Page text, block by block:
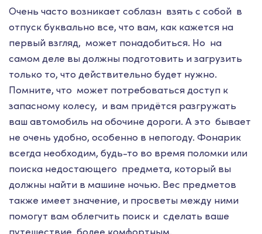
Очень часто возникает соблазн взять с собой в
отпуск буквально все, что вам, как кажется на
первый взгляд, может понадобиться. Но на
самом деле вы должны подготовить и загрузить
только то, что действительно будет нужно.
Помните, что может потребоваться доступ к
запасному колесу, и вам придётся разгружать
ваш автомобиль на обочине дороги. А это бывает
не очень удобно, особенно в непогоду. Фонарик
всегда необходим, будь-то во время поломки или
поиска недостающего предмета, который вы
должны найти в машине ночью. Вес предметов
также имеет значение, и просветы между ними
помогут вам облегчить поиск и сделать ваше